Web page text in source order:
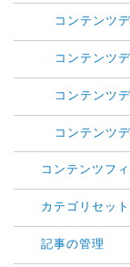
コンテンツ
コンテンツ
コンテンツ
コンテンツ
コンテンツフ
カテゴリセッ
記事の管理